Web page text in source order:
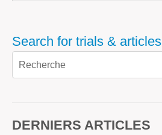
Search for trials & articles
DERNIERS ARTICLES